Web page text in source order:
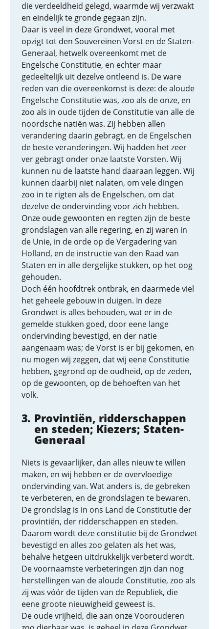
die verdeeldheid gelegd, waarmde wij verzwakt
en eindelijk te gronde gegaan zijn.
Daar is veel in deze Grondwet, vooral met
opzigt tot den Souvereinen Vorst en de Staten-
Generaal, hetwelk overeenkomt met de
Engelsche Constitutie, en echter maar
gedeeltelijk uit dezelve ontleend is. De ware
reden van die overeenkomst is deze: de aloude
Engelsche Constitutie was, zoo als de onze, en
zoo als in oude tijden de Constitutie van alle de
noordsche natiën was. Zij hebben allen
verandering daarin gebragt, en de Engelschen
de beste veranderingen. Wij hadden het zeer
ver gebragt onder onze laatste Vorsten. Wij
kunnen nu de laatste hand daaraan leggen. Wij
kunnen daarbij niet nalaten, om vele dingen
zoo in te rigten als de Engelschen, om dat
dezelve de ondervinding voor zich hebben.
Onze oude gewoonten en regten zijn de beste
grondslagen van alle regering, en zij waren in
de Unie, in de orde op de Vergadering van
Holland, en de instructie van den Raad van
Staten en in alle dergelijke stukken, op het oog
gehouden.
Doch één hoofdtrek ontbrak, en daarmede viel
het geheele gebouw in duigen. In deze
Grondwet is alles behouden, wat er in de
gemelde stukken goed, door eene lange
ondervinding bevestigd, en der natie
aangenaam was; de Vorst is er bij gekomen, en
nu mogen wij zeggen, dat wij eene Constitutie
hebben, gegrond op de oudheid, op de zeden,
op de gewoonten, op de behoeften van het
volk.
Provintiën, ridderschappen
en steden; Kiezers; Staten-
Generaal
Niets is gevaarlijker, dan alles nieuw te willen
maken, en wij hebben er de overvloedige
ondervinding van. Wat anders is, de gebreken
te verbeteren, en de grondslagen te bewaren.
De grondslag is in ons Land de Constitutie der
provintiën, der ridderschappen en steden.
Daarom wordt deze constitutie bij de Grondwet
bevestigd en alles zoo gelaten als het was,
behalve hetgeen uitdrukkelijk verbeterd wordt.
De voornaamste verbeteringen zijn dan nog
herstellingen van de aloude Constitutie, zoo als
zij was vóór de tijden van de Republiek, die
eene groote nieuwigheid geweest is.
De oude vrijheid, die aan onze Voorouderen